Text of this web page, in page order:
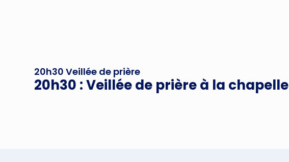
20h30 Veillée de prière
20h30 : Veillée de prière à la chapelle